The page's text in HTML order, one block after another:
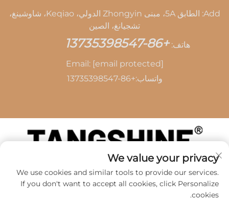
Add: الطابق 5A، مبنى Zhongyin الدولي، Keqiao، شاوشينغ،
تشجيانغ، الصين
هاتف: +86-13735398547
Email: [email protected]
واتساب:+86-13735398547
حقوق الطبع والنشر © 2026 بواسطة SHAOXING TANG
CAI LEATHER CO.,LTD -
سياسة الخصوصية
We value your privacy
We use cookies and similar tools to provide our services.
If you don't want to accept all cookies, click Personalize
cookies.